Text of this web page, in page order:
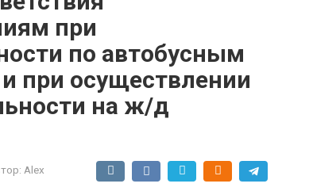
при
по автобусным
при осуществлении
на ж/д
Alex